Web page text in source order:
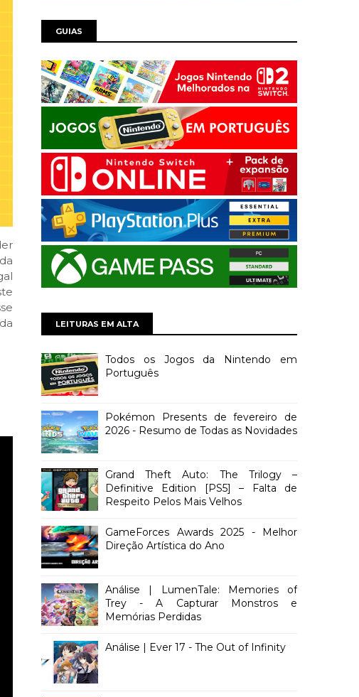
GUIAS
LEITURAS EM ALTA
Todos os Jogos da Nintendo em
Português
Pokémon Presents de fevereiro de
2026 - Resumo de Todas as Novidades
Grand Theft Auto: The Trilogy –
Definitive Edition [PS5] – Falta de
Respeito Pelos Mais Velhos
GameForces Awards 2025 - Melhor
Direção Artística do Ano
Análise | LumenTale: Memories of
Trey - A Capturar Monstros e
Memórias Perdidas
Análise | Ever 17 - The Out of Infinity